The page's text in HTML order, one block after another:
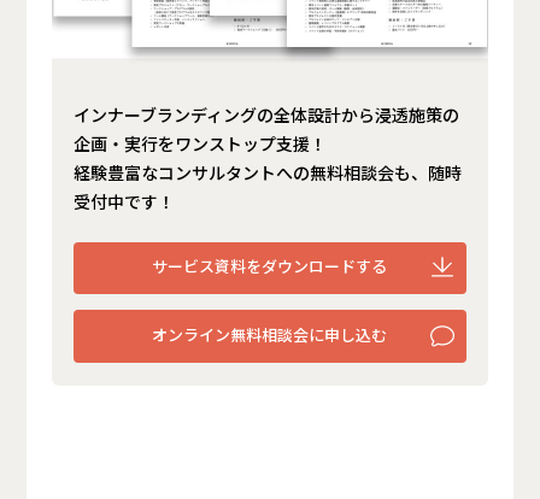
インナーブランディングの全体設計から浸透施策の
企画・実行をワンストップ支援！
経験豊富なコンサルタントへの無料相談会も、随時
受付中です！
サービス資料をダウンロードする
オンライン無料相談会に申し込む